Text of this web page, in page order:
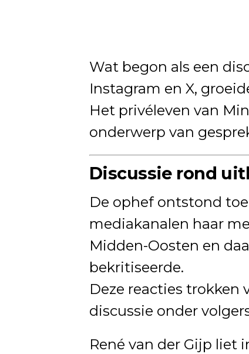
Wat begon als een
Instagram en X,
Het privéleven van
onderwerp van
Discussie rond
De ophef ontstond
mediakanalen haar
Midden-Oosten en
bekritiseerde.
Deze reacties trokken
discussie onder
René van der Gijp liet